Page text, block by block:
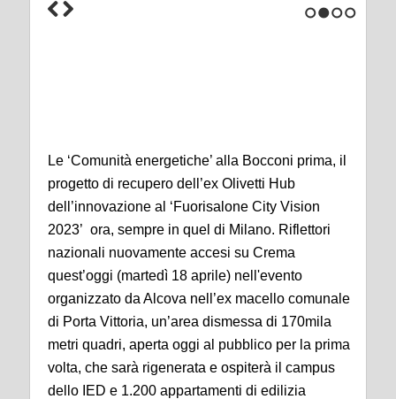
Le ‘Comunità energetiche’ alla Bocconi prima, il
progetto di recupero dell’ex Olivetti Hub
dell’innovazione al ‘Fuorisalone City Vision
2023’ ora, sempre in quel di Milano. Riflettori
nazionali nuovamente accesi su Crema
quest’oggi (martedì 18 aprile) nell'evento
organizzato da Alcova nell’ex macello comunale
di Porta Vittoria, un’area dismessa di 170mila
metri quadri, aperta oggi al pubblico per la prima
volta, che sarà rigenerata e ospiterà il campus
dello IED e 1.200 appartamenti di edilizia